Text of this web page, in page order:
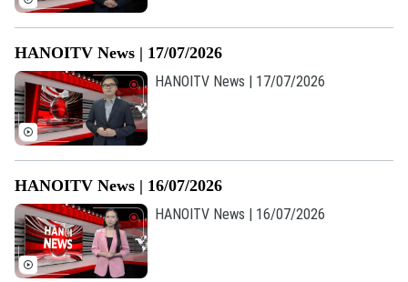
HANOITV News | 17/07/2026
HANOITV News | 17/07/2026
HANOITV News | 16/07/2026
HANOITV News | 16/07/2026